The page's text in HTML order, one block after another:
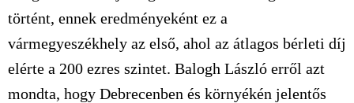
történt, ennek eredményeként ez a
vármegyeszékhely az első, ahol az átlagos bérleti díj
elérte a 200 ezres szintet. Balogh László erről azt
mondta, hogy Debrecenben és környékén jelentős